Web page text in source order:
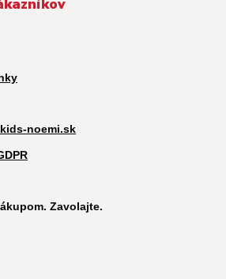
noemi.sk
Zavolajte.